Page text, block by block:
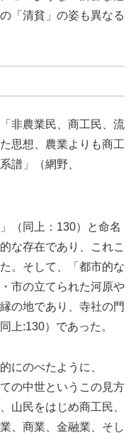
「清貧」の姿も異なる
非農業民、商工民、流
思想、農業よりも商工
譜」（網野、
（同上：130）と命名
な存在であり、これこ
。そして、「都市的な
市の立てられた河原や
の地であり、寺社の門
上:130）であった。
にのべたように、
の中世というこの見方
山民をはじめ商工民、
、商業、金融業、そし